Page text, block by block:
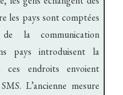
les pays sont comptées
la communication
pays introduisent la
ces endroits envoient
L’ancienne mesure